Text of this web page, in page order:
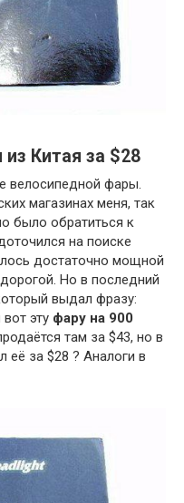
Китая за $28
велосипедной фары.
магазинах меня, так
было обратиться к
на поиске
достаточно мощной
Но в последний
выдал фразу:
эту фару на 900
там за $43, но в
её за $28 ? Аналоги в